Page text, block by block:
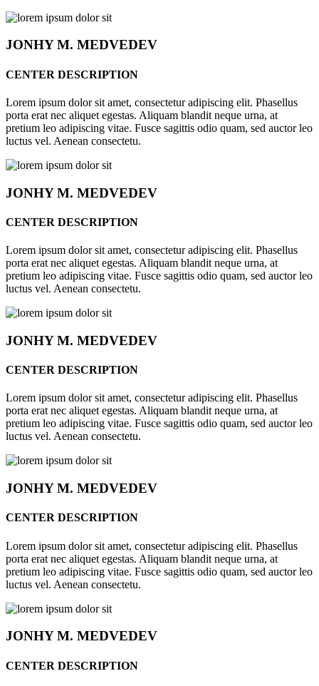
JONHYM. MEDVEDEV
CENTER DESCRIPTION
Lorem ipsum dolor sit amet, consectetur adipiscing elit. Phasellus
porta erat nec aliquet egestas. Aliquam blandit neque urna, at
pretium leo adipiscing vitae. Fusce sagittis odio quam, sed auctor leo
luctus vel. Aenean consectetu.
JONHYM. MEDVEDEV
CENTER DESCRIPTION
Lorem ipsum dolor sit amet, consectetur adipiscing elit. Phasellus
porta erat nec aliquet egestas. Aliquam blandit neque urna, at
pretium leo adipiscing vitae. Fusce sagittis odio quam, sed auctor leo
luctus vel. Aenean consectetu.
JONHYM. MEDVEDEV
CENTER DESCRIPTION
Lorem ipsum dolor sit amet, consectetur adipiscing elit. Phasellus
porta erat nec aliquet egestas. Aliquam blandit neque urna, at
pretium leo adipiscing vitae. Fusce sagittis odio quam, sed auctor leo
luctus vel. Aenean consectetu.
JONHYM. MEDVEDEV
CENTER DESCRIPTION
Lorem ipsum dolor sit amet, consectetur adipiscing elit. Phasellus
porta erat nec aliquet egestas. Aliquam blandit neque urna, at
pretium leo adipiscing vitae. Fusce sagittis odio quam, sed auctor leo
luctus vel. Aenean consectetu.
JONHYM. MEDVEDEV
CENTER DESCRIPTION